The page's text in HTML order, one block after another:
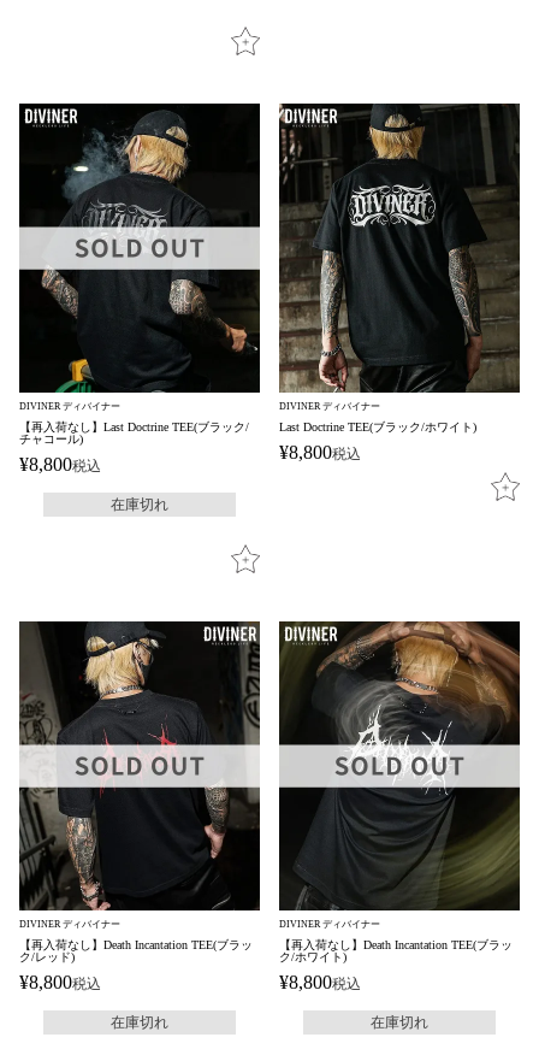
DIVINER ディバイナー
【再入荷なし】Last Doctrine TEE(ブラック/
チャコール)
¥8,800税込
在庫切れ
DIVINER ディバイナー
Last Doctrine TEE(ブラック/ホワイト)
¥8,800税込
DIVINER ディバイナー
【再入荷なし】Death Incantation TEE(ブラッ
ク/レッド)
¥8,800税込
在庫切れ
DIVINER ディバイナー
【再入荷なし】Death Incantation TEE(ブラッ
ク/ホワイト)
¥8,800税込
在庫切れ